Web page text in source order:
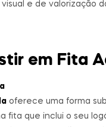
e de valorização
em Fita
oferece uma forma
fita que inclui o seu